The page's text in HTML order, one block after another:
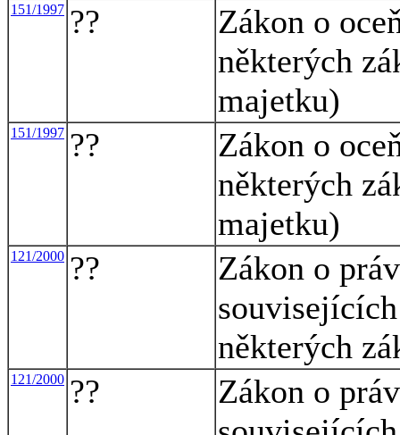
151/1997 ??
Zákon o
některých
majetku)
151/1997 ??
Zákon o
některých
majetku)
121/2000 ??
Zákon o
některých
121/2000 ??
Zákon o